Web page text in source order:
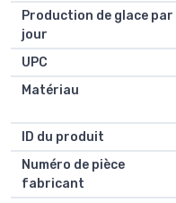
Production de glace par
jour
UPC
Matériau
ID du produit
Numéro de pièce
fabricant